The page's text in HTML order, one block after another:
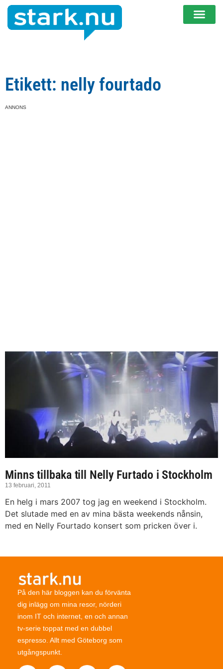
Etikett: nelly fourtado
ANNONS
Minns tillbaka till Nelly Furtado i Stockholm
13 februari, 2011
En helg i mars 2007 tog jag en weekend i Stockholm.
Det slutade med en av mina bästa weekends nånsin,
med en Nelly Fourtado konsert som pricken över i.
På den här bloggen kan du förvänta
dig inlägg om mina resor, nörderi
inom IT och internet, en och annan
tv-serie toppat med en dubbel
espresso. Allt med Göteborg som
utgångspunkt.